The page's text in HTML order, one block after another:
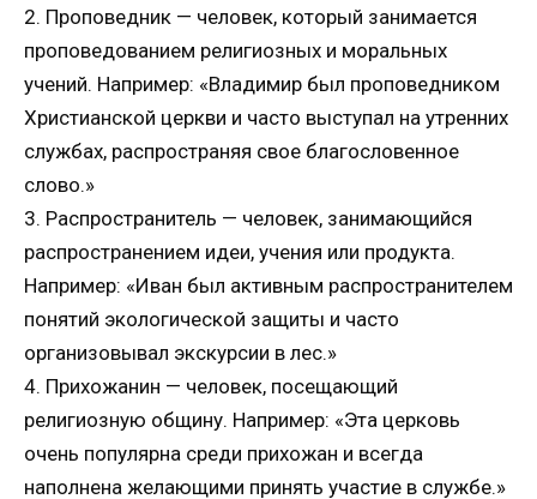
2. Проповедник — человек, который занимается
проповедованием религиозных и моральных
учений. Например: «Владимир был проповедником
Христианской церкви и часто выступал на утренних
службах, распространяя свое благословенное
слово.»
3. Распространитель — человек, занимающийся
распространением идеи, учения или продукта.
Например: «Иван был активным распространителем
понятий экологической защиты и часто
организовывал экскурсии в лес.»
4. Прихожанин — человек, посещающий
религиозную общину. Например: «Эта церковь
очень популярна среди прихожан и всегда
наполнена желающими принять участие в службе.»